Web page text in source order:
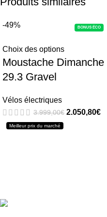
-49% BONUS ÉCO
Choix des options
Moustache Dimanche
29.3 Gravel
Vélos électriques
3.999,00€ 2.050,80€
Meilleur prix du marché